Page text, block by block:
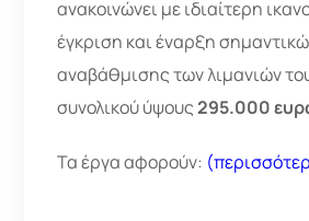
ανακοινώνει με ιδιαίτερη
έγκριση και έναρξη
αναβάθμισης των λιμανιών
συνολικού ύψους295.000
Τα έργα αφορούν: